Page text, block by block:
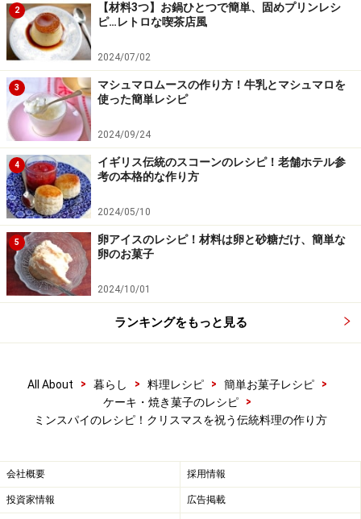
5
まとめて冷蔵庫で寝かせる
ひとまとめにして、ラップで乾燥しないように包み、冷
蔵庫で1時間ほど寝かせます。生地が落ち着いて扱いや
すくなります。
2
【材料3つ】お鍋ひとつで簡単、固めプリンレシ
ピ…レトロな喫茶店風
2024/07/02
3
マシュマロムースの作り方！牛乳とマシュマロを
使った簡単レシピ
2024/09/24
4
イギリス伝統のスコーンのレシピ！老舗ホテル参
考の本格的な作り方
2024/05/10
5
卵アイスのレシピ！材料は卵と砂糖だけ、簡単な
卵のお菓子
2024/10/01
ランキングをもっと見る
All About > 暮らし > 料理レシピ > 簡単お菓子レシピ
>
ケーキ・焼き菓子のレシピ
>
ミンスパイのレシピ！クリスマスを祝う伝統料理の作り方
会社概要 採用情報
投資家情報 広告掲載